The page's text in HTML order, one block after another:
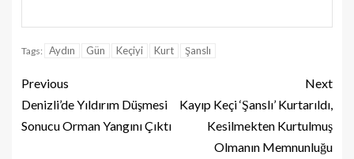
Tags: Aydın Gün Keçiyi Kurt Şanslı
Previous
Denizli’de Yıldırım Düşmesi
Sonucu Orman Yangını Çıktı
Next
Kayıp Keçi ‘Şanslı’ Kurtarıldı,
Kesilmekten Kurtulmuş
Olmanın Memnunluğu